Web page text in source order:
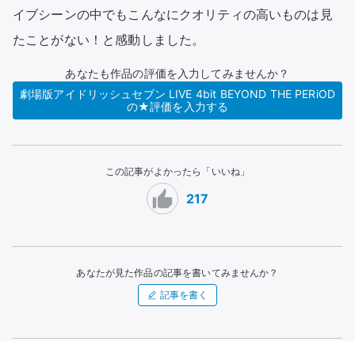
イブシーンの中でもこんなにクオリティの高いものは見
たことがない！と感動しました。
あなたも作品の評価を入力してみませんか？
劇場版アイドリッシュセブン LIVE 4bit BEYOND THE PERiOD
の★評価を入力する
この記事がよかったら「いいね」
217
あなたが見た作品の記事を書いてみませんか？
記事を書く